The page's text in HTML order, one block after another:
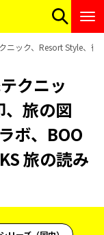
ニック、Resort Style、御
クニッ
旅の図
ボ、BOO
旅の読み